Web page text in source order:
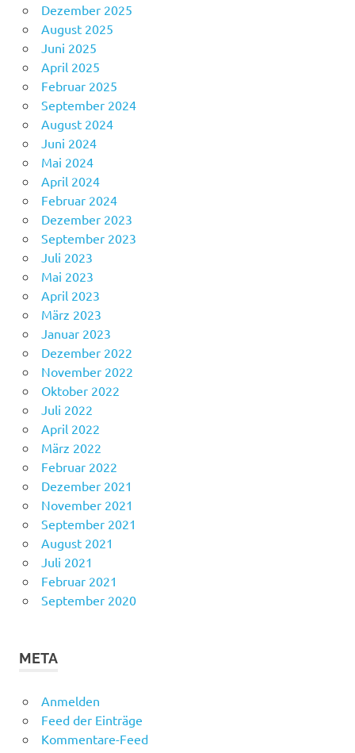
Dezember 2025
August 2025
Juni 2025
April 2025
Februar 2025
September 2024
August 2024
Juni 2024
Mai 2024
April 2024
Februar 2024
Dezember 2023
September 2023
Juli 2023
Mai 2023
April 2023
März 2023
Januar 2023
Dezember 2022
November 2022
Oktober 2022
Juli 2022
April 2022
März 2022
Februar 2022
Dezember 2021
November 2021
September 2021
August 2021
Juli 2021
Februar 2021
September 2020
META
Anmelden
Feed der Einträge
Kommentare-Feed